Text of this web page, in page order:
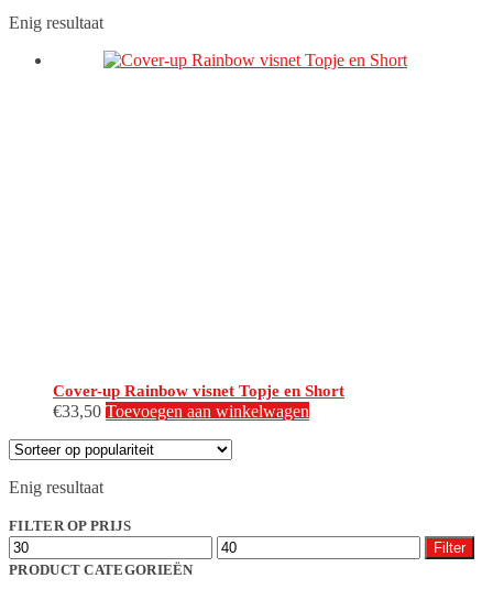
Enig resultaat
Cover-up Rainbow visnet Topje en Short
€33,50 Toevoegen aan winkelwagen
Enig resultaat
FILTER OP PRIJS
Min.
prijs
Max.
prijs
Filter
PRODUCT CATEGORIEËN